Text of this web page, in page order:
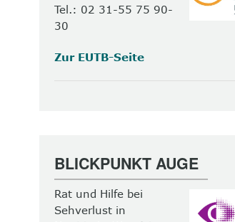
Tel.: 02 31-55 75 90-
30
Zur EUTB-Seite
BLICKPUNKT AUGE
Rat und Hilfe bei
Sehverlust in